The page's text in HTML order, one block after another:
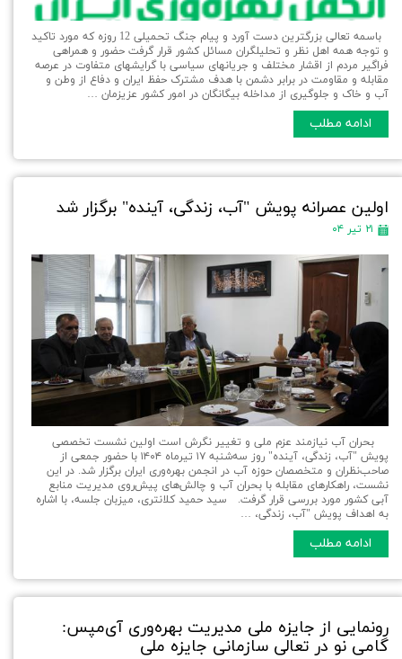
باسمه تعالی بزرگترین دست آورد و پیام جنگ تحمیلی 12 روزه که مورد تاکید
و توجه همه اهل نظر و تحلیلگران مسائل کشور قرار گرفت حضور و همراهی
فراگیر مردم از اقشار مختلف و جریانهای سیاسی با گرایشهای متفاوت در عرصه
مقابله و مقاومت در برابر دشمن با هدف مشترک حفظ ایران و دفاع از وطن و
آب و خاک و جلوگیری از مداخله بیگانگان در امور کشور عزیزمان …
ادامه مطلب
اولین عصرانه پویش "آب، زندگی، آینده" برگزار شد
۲۱ تیر ۰۴
بحران آب نیازمند عزم ملی و تغییر نگرش است اولین نشست تخصصی
پویش "آب، زندگی، آینده" روز سه‌شنبه ۱۷ تیرماه ۱۴۰۴ با حضور جمعی از
صاحب‌نظران و متخصصان حوزه آب در انجمن بهره‌وری ایران برگزار شد. در این
نشست، راهکارهای مقابله با بحران آب و چالش‌های پیش‌روی مدیریت منابع
آبی کشور مورد بررسی قرار گرفت. سید حمید کلانتری، میزبان جلسه، با اشاره
به اهداف پویش "آب، زندگی، …
ادامه مطلب
رونمایی از جایزه ملی مدیریت بهره‌وری آی‌مپس:
گامی نو در تعالی سازمانی جایزه ملی